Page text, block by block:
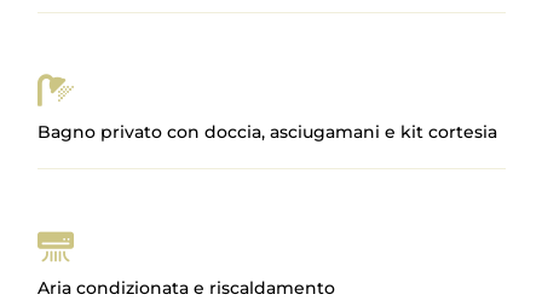

Bagno privato con doccia, asciugamani e kit cortesia
Aria condizionata e riscaldamento